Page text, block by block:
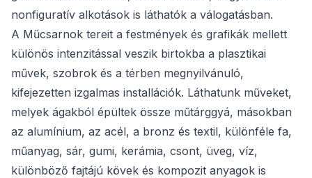
nonfiguratív alkotások is láthatók a válogatásban.
A Műcsarnok tereit a festmények és grafikák mellett
különös intenzitással veszik birtokba a plasztikai
művek, szobrok és a térben megnyilvánuló,
kifejezetten izgalmas installációk. Láthatunk műveket,
melyek ágakból épültek össze műtárggyá, másokban
az alumínium, az acél, a bronz és textil, különféle fa,
műanyag, sár, gumi, kerámia, csont, üveg, víz,
különböző fajtájú kövek és kompozit anyagok is